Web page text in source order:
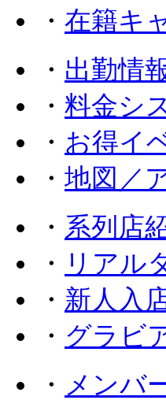
・ 在籍キ
・ 出勤情
・ 料金シ
・ お得イ
・ 地図／
・ 系列店
・ リアル
・ 新人入
・ グラビ
・ メンバ